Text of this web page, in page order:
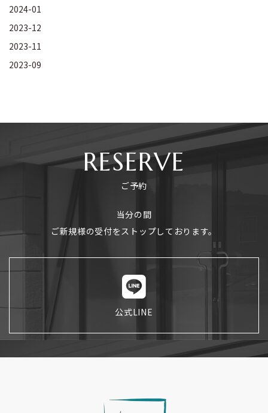
2024-01
2023-12
2023-11
2023-09
RESERVE
ご予約
当分の間
ご新規様の受付をストップしております。
公式LINE